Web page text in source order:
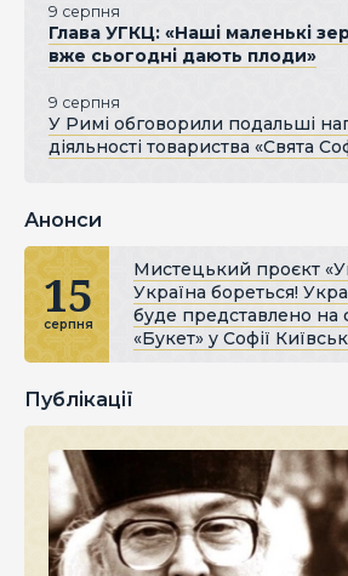
9 серпня
Глава УГКЦ: «Наші маленькі
вже сьогодні дають плоди»
9 серпня
У Римі обговорили подальші
діяльності товариства «Свята
Анонси
15
серпня
Мистецький проєкт
Україна бореться!
буде представлено на
«Букет» у Софії
Публікації